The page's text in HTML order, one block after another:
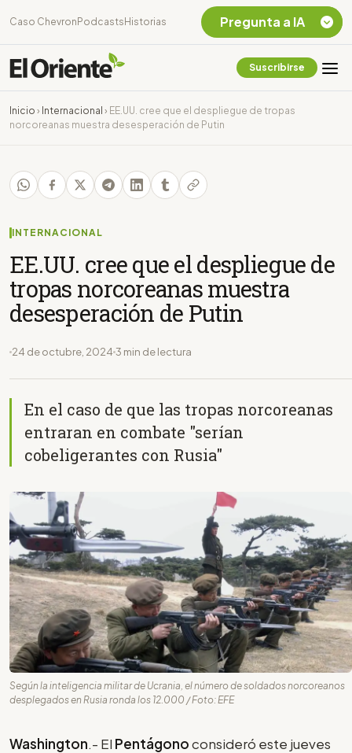
Caso Chevron Podcasts Historias
Suscribirse
Inicio › Internacional › EE.UU. cree que el despliegue de tropas
norcoreanas muestra desesperación de Putin
INTERNACIONAL
EE.UU. cree que el despliegue de
tropas norcoreanas muestra
desesperación de Putin
24 de octubre, 2024 3 min de lectura
En el caso de que las tropas norcoreanas
entraran en combate "serían
cobeligerantes con Rusia"
Según la inteligencia militar de Ucrania, el número de soldados norcoreanos
desplegados en Rusia ronda los 12.000 / Foto: EFE
Washington.- El Pentágonoconsideró este jueves
Pregunta a IA
Chevron Ecuador